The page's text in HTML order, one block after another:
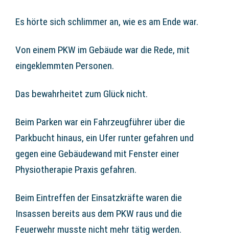
Es hörte sich schlimmer an, wie es am Ende war.
Von einem PKW im Gebäude war die Rede, mit
eingeklemmten Personen.
Das bewahrheitet zum Glück nicht.
Beim Parken war ein Fahrzeugführer über die
Parkbucht hinaus, ein Ufer runter gefahren und
gegen eine Gebäudewand mit Fenster einer
Physiotherapie Praxis gefahren.
Beim Eintreffen der Einsatzkräfte waren die
Insassen bereits aus dem PKW raus und die
Feuerwehr musste nicht mehr tätig werden.